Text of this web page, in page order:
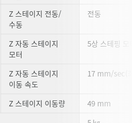
Z 스테이지 전동/
수동
전동
Z 자동 스테이지
모터
5상 스테핑 모
Z 자동 스테이지
이동 속도
17 mm/sec(
Z 스테이지 이동량
49 mm